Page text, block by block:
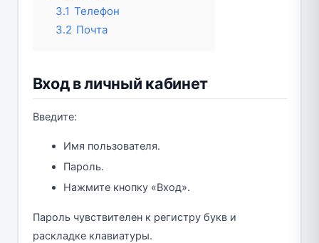
3.1 Телефон
3.2 Почта
Вход в личный кабинет
Введите:
Имя пользователя.
Пароль.
Нажмите кнопку «Вход».
Пароль чувствителен к регистру букв и
раскладке клавиатуры.